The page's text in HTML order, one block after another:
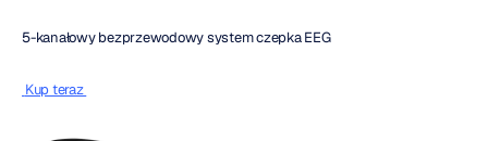
5-kanałowy bezprzewodowy system czepka EEG
Kup teraz